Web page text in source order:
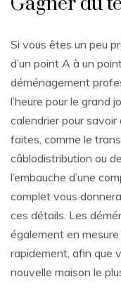
Si vous êtes un peu
d’un point A à un
déménagement
l’heure pour le grand
calendrier pour
faites, comme le
câblodistribution ou
l’embauche d’une
complet vous
ces détails. Les
également en
rapidement, afin que
nouvelle maison le